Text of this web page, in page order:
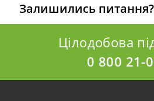
Залишились питання?
Цілодобова
0 800 21-